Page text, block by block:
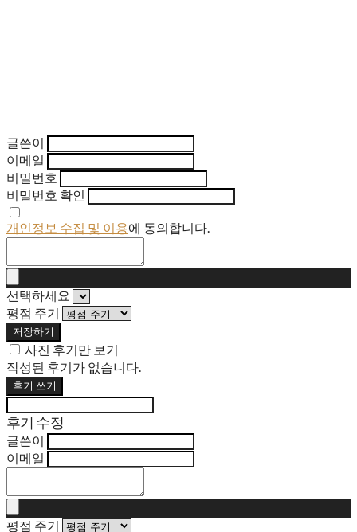
글쓴이
이메일
비밀번호
비밀번호 확인
개인정보 수집 및 이용에 동의합니다.
선택하세요
평점 주기
저장하기
사진 후기만 보기
작성된 후기가 없습니다.
후기 쓰기
후기 수정
글쓴이
이메일
평점 주기